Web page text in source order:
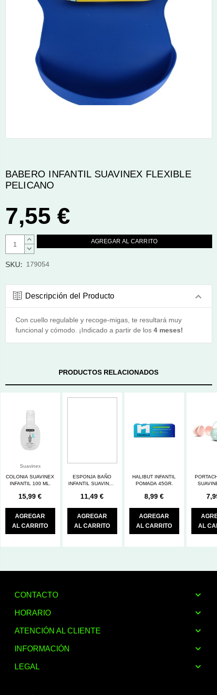
BABERO INFANTIL SUAVINEX FLEXIBLE
PELICANO
7,55 €
AUMENTAR
CANTIDAD:
DISMINUIR
SKU: 179054
Descripción del Producto
Con cuello regulable y recoge-migas, te resultará muy
funcional y cómodo. ¡Indicado a partir de los 4 meses!
PRODUCTOS RELACIONADOS
Suavinex
COLONIA SUAVINEX
INFANTIL 100 ML.
15,99 €
AGREGAR
AL CARRITO
ESPONJA BAÑO
INFANTIL SUAVINEX
11,49 €
AGREGAR
AL CARRITO
HALIBUT INFANTIL
POMADA 45GR.
8,99 €
AGREGAR
AL CARRITO
AL
CONTACTO
HORARIO
ATENCIÓN AL CLIENTE
INFORMACIÓN
LEGAL